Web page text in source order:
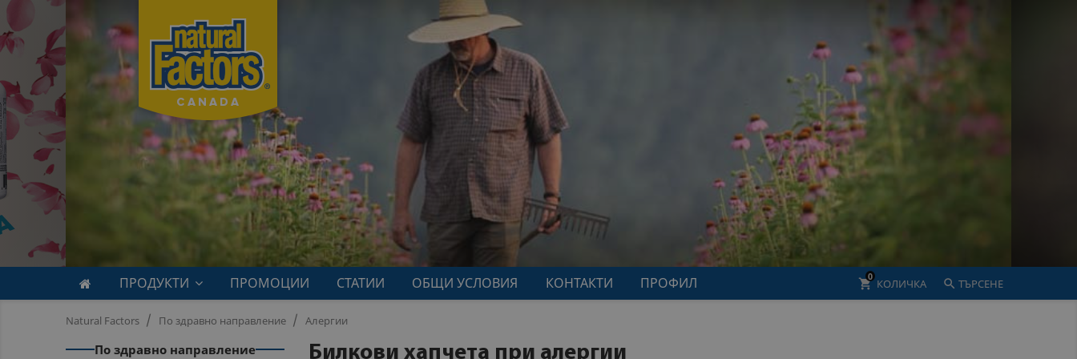
ПРОДУКТИ ПРОМОЦИИ СТАТИИ ОБЩИ УСЛОВИЯ КОНТАКТИ ПРОФИЛ  ТЪРСЕНЕ
shopping_cart КОЛИЧКА
0
Natural Factors По здравно направление Алергии
По здравно направление
Билкови хапчета при алергии